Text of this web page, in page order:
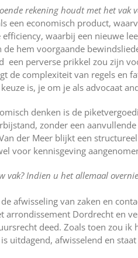
rekening houdt met het vak
een economisch product,
waarbij een nieuwe
de hem voorgaande
een perverse prikkel zou zijn
de complexiteit van regels en
is, je om je als advocaat
denken is de
zonder een
der Meer blijkt een
voor kennisgeving
vak? Indien u het allemaal
afwisseling van zaken en
arrondissement Dordrecht en
deed. Zoals toen zou
uitdagend, afwisselend en